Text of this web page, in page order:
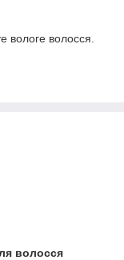
вологе волосся.
волосся